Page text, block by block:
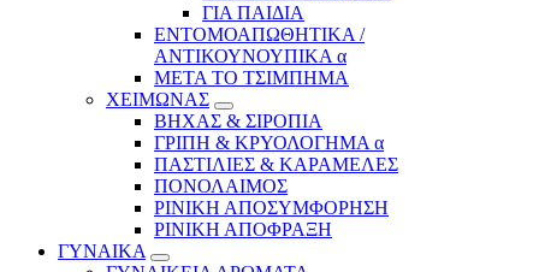
ΓΙΑ ΠΑΙΔΙΑ
ΕΝΤΟΜΟΑΠΩΘΗΤΙΚΑ /
ΑΝΤΙΚΟΥΝΟΥΠΙΚΑ α
ΜΕΤΑ ΤΟ ΤΣΙΜΠΗΜΑ
ΧΕΙΜΩΝΑΣ
ΒΗΧΑΣ & ΣΙΡΟΠΙΑ
ΓΡΙΠΗ & ΚΡΥΟΛΟΓΗΜΑ α
ΠΑΣΤΙΛΙΕΣ & ΚΑΡΑΜΕΛΕΣ
ΠΟΝΟΛΑΙΜΟΣ
ΡΙΝΙΚΗ ΑΠΟΣΥΜΦΟΡΗΣΗ
ΡΙΝΙΚΗ ΑΠΟΦΡΑΞΗ
ΓΥΝΑΙΚΑ